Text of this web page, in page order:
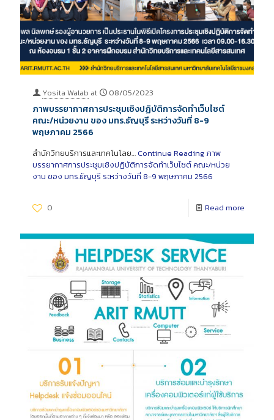
Yosita Walab at 08/05/2023
ภาพบรรยากาศการประชุมเชิงปฏิบัติการจัดทำเว็บไซต์
คณะ/หน่วยงาน ของ มทร.ธัญบุรี ระหว่างวันที่ 8-9
พฤษภาคม 2566
สำนักวิทยบริการและเทคโนโลย… Continue Reading ภาพ
บรรยากาศการประชุมเชิงปฏิบัติการจัดทำเว็บไซต์ คณะ/หน่วย
งาน ของ มทร.ธัญบุรี ระหว่างวันที่ 8-9 พฤษภาคม 2566
0 Read more